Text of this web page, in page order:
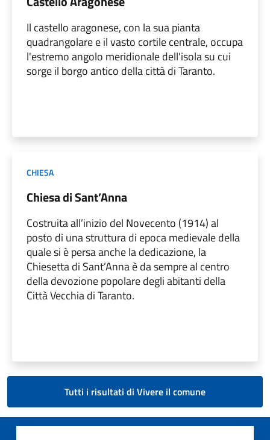
Il castello aragonese, con la sua pianta
quadrangolare e il vasto cortile centrale, occupa
l'estremo angolo meridionale dell'isola su cui
sorge il borgo antico della città di Taranto.
CHIESA
Chiesa di Sant’Anna
Costruita all’inizio del Novecento (1914) al
posto di una struttura di epoca medievale della
quale si è persa anche la dedicazione, la
Chiesetta di Sant’Anna è da sempre al centro
della devozione popolare degli abitanti della
Città Vecchia di Taranto.
Tutti i risultati di Vivere il comune